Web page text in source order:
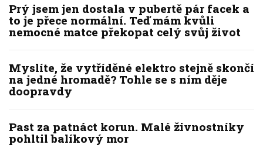
Prý jsem jen dostala v pubertě pár facek a
to je přece normální. Teď mám kvůli
nemocné matce překopat celý svůj život
Myslíte, že vytříděné elektro stejně skončí
na jedné hromadě? Tohle se s ním děje
doopravdy
Past za patnáct korun. Malé živnostníky
pohltil balíkový mor